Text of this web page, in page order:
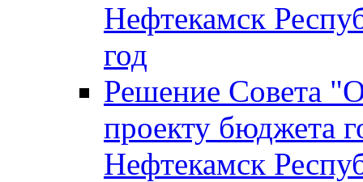
Нефтекамск
год
Решение Совета
проекту бюджета
Нефтекамск